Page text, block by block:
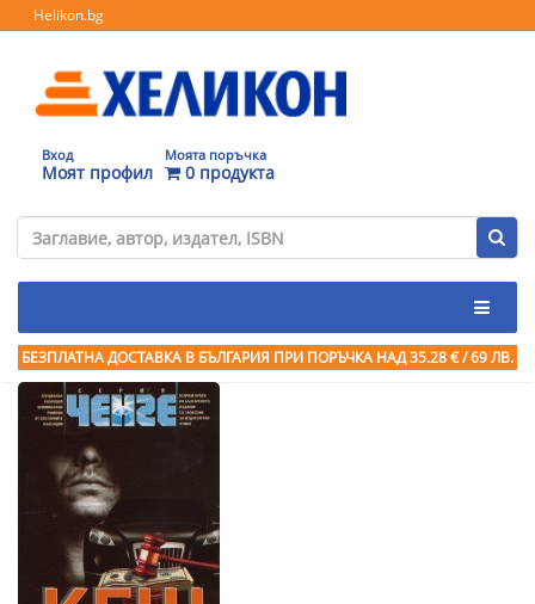
Helikon.bg
Вход
Моят профил
Моята поръчка
0 продукта
БЕЗПЛАТНА ДОСТАВКА В БЪЛГАРИЯ ПРИ ПОРЪЧКА НАД 35.28 € / 69 ЛВ.